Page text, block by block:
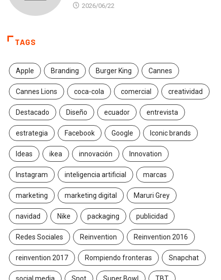
2026/06/22
TAGS
Apple Branding Burger King Cannes
Cannes Lions coca-cola comercial creatividad
Destacado Diseño ecuador entrevista
estrategia Facebook Google Iconic brands
Ideas ikea innovación Innovation
Instagram inteligencia artificial marcas
marketing marketing digital Maruri Grey
navidad Nike packaging publicidad
Redes Sociales Reinvention Reinvention 2016
reinvention 2017 Rompiendo fronteras Snapchat